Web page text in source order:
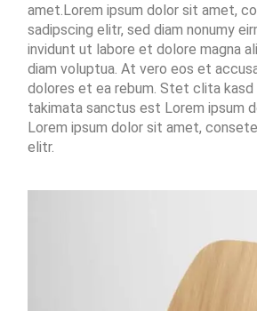
amet.Lorem ipsum dolor sit amet,
sadipscing elitr, sed diam nonumy
invidunt ut labore et dolore magna
diam voluptua. At vero eos et
dolores et ea rebum. Stet clita kasd
takimata sanctus est Lorem ipsum
Lorem ipsum dolor sit amet,
elitr.